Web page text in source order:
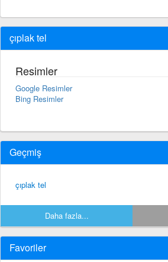
çıplak tel
Resimler
Google Resimler
Bing Resimler
Geçmiş
çıplak tel
Daha fazla...
Favoriler